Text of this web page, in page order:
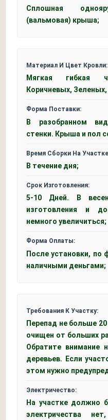
Сплошная
(вальмовая) крыша;
Материал И Цвет Кровли:
Мягкая гибкая
Коричневых,
Форма Поставки:
В разобранном
стенки. Крыша и пол
Время Сборки На
В течение дня;
Срок Изготовления:
5-10 Дней. В
изготовления и
немного увеличиться;
Форма Оплаты:
После установки, по
наличными деньгами;
Требования К Участку:
Перепад не больше
очищен от больших
Обратите внимание
деревьев. Если
этом нужно
Электричество:
На участке должно
электричества